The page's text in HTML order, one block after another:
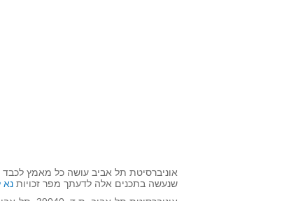
אוניברסיטת תל אביב עושה כל מאמץ לכבד
שנעשה בתכנים אלה לדעתך מפר זכויות נא